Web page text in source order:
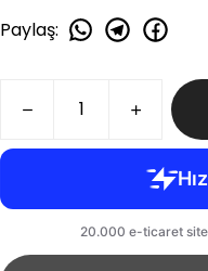
Paylaş: